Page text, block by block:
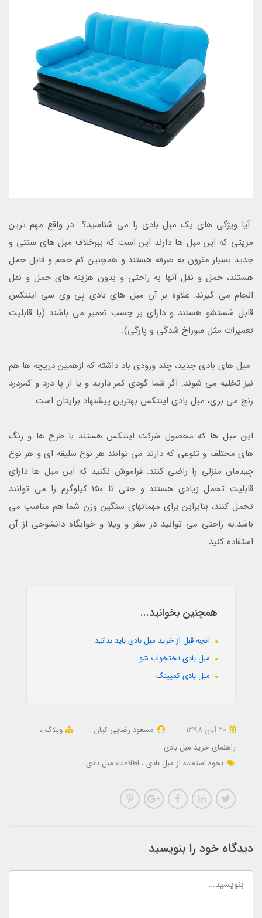
آیا ویژگی های یک مبل بادی را می شناسید؟ در واقع مهم ترین
مزیتی که این مبل ها دارند این است که ببرخلاف مبل های سنتی و
جدید بسیار مقرون به صرفه هستند و همچنین کم حجم و قابل حمل
هستند، حمل و نقل آنها به راحتی و بدون هزینه های حمل و نقل
انجام می گیرند. علاوه بر آن مبل های بادی پی وی سی اینتکس
قابل شستشو هستند و دارای بر چسب تعمیر می باشند (با قابلیت
تعمیرات مثل سوراخ شدگی و پارگی).
مبل های بادی جدید، چند ورودی باد داشته که ازهمین دریچه ها هم
نیز تخلیه می شوند. اگر شما گودی کمر دارید و یا از پا درد و کمردرد
رنج می بری، مبل بادی اینتکس بهترین پیشنهاد برایتان است.
این مبل ها که محصول شرکت اینتکس هستند با طرح ها و رنگ
های مختلف و تنوعی که دارند می توانند هر نوع سلیقه ای و هر نوع
چیدمان منزلی را راضی کنند. فراموش نکنید که این مبل ها دارای
قابلیت تحمل زیادی هستند و حتی تا 150 کیلوگرم را می توانند
تحمل کنند، بنابراین برای مهمانهای سنگین وزن شما هم مناسب می
باشد.به راحتی می توانید در سفر و ویلا و خوابگاه دانشوجی از آن
استفاده کنید.
همچنین بخوانید...
آنچه قبل از خرید مبل بادی باید بدانید
مبل بادی تختخواب شو
مبل بادی کمپینگ
مسعود رضایی کیان
وبلاگ
راهنمای خرید مبل بادی
نحوه استفاده از مبل بادی
اطلاعات مبل بادی
دیدگاه خود را بنویسید